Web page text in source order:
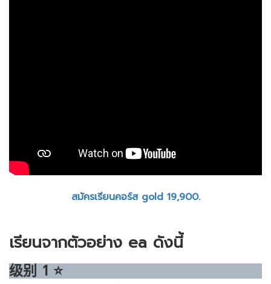
สมัครเรียนคอร์ส gold 19,900.
เรียนจากตัวอย่าง ea ดังนี้
级别 1 ⭐